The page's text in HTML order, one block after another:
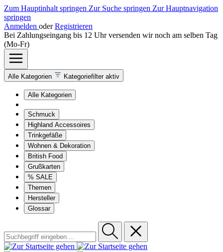
Zum Hauptinhalt springen Zur Suche springen Zur Hauptnavigation
springen
Anmelden oder Registrieren
Bei Zahlungseingang bis 12 Uhr versenden wir noch am selben Tag
(Mo-Fr)
Alle Kategorien Kategoriefilter aktiv
Alle Kategorien
Schmuck
Highland Accessoires
Trinkgefäße
Wohnen & Dekoration
British Food
Grußkarten
% SALE
Themen
Hersteller
Glossar